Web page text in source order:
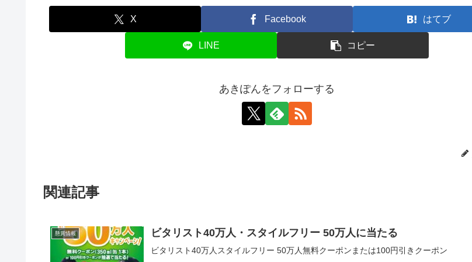
X Facebook はてブ
LINE コピー
あきぽんをフォローする
関連記事
懸賞情報 ビタリスト40万人・スタイルフリー 50万人に当たる
ビタリスト40万人スタイルフリー 50万人無料クーポンまたは100円引きクーポン